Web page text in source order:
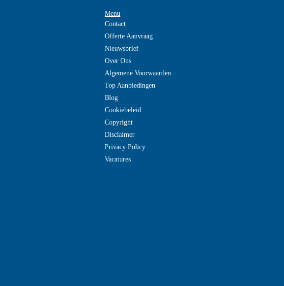
Menu
Contact
Offerte Aanvraag
Nieuwsbrief
Over Ons
Algemene Voorwaarden
Top Aanbiedingen
Blog
Cookiebeleid
Copyright
Disclaimer
Privacy Policy
Vacatures